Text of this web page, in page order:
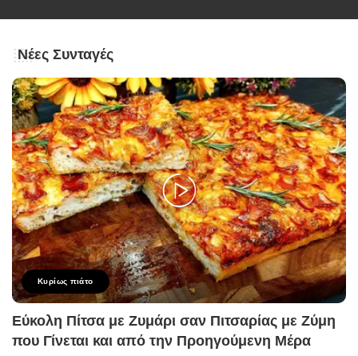
Νέες Συνταγές
Κυρίως πιάτο
Εύκολη Πίτσα με Ζυμάρι σαν Πιτσαρίας με Ζύμη
που Γίνεται και από την Προηγούμενη Μέρα